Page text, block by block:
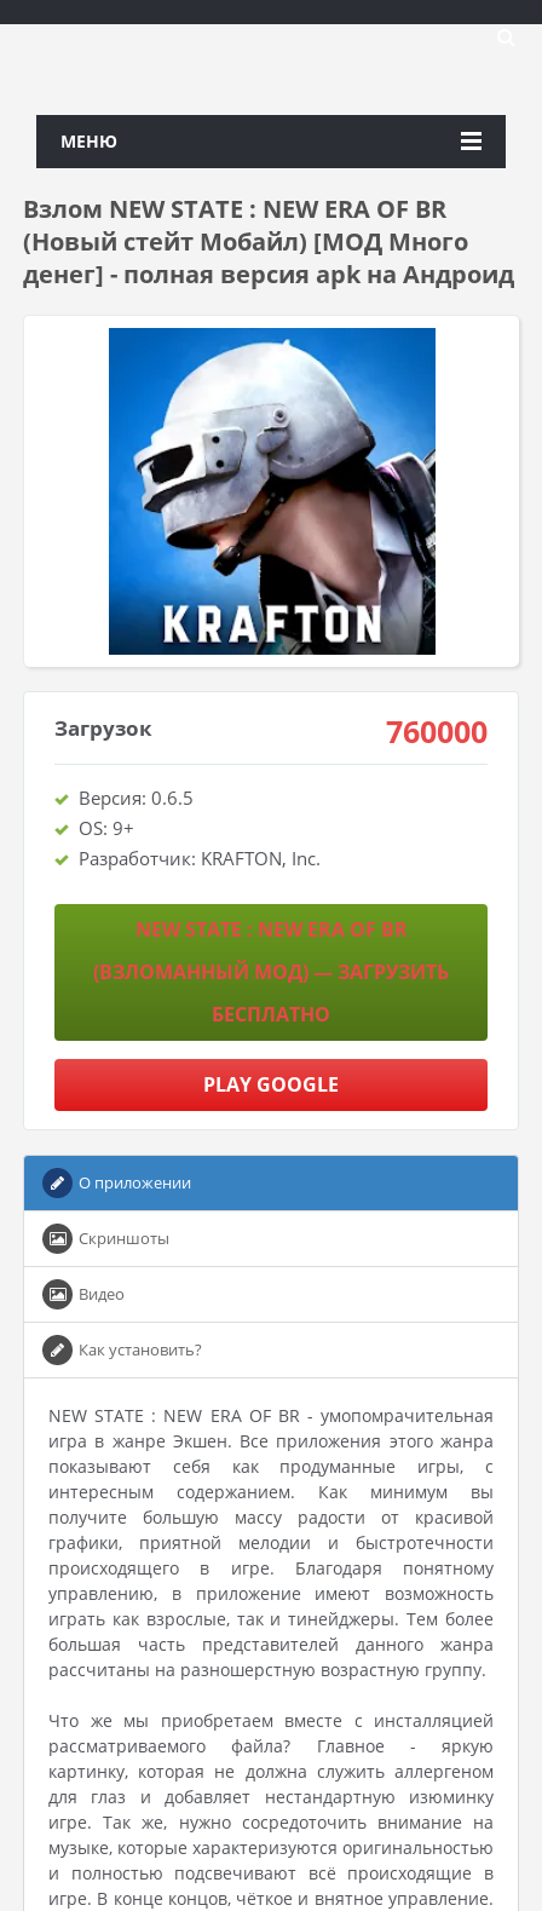
МЕНЮ
Взлом NEW STATE : NEW ERA OF BR
(Новый стейт Мобайл) [МОД Много
денег] - полная версия apk на Андроид
Загрузок 760000
Версия: 0.6.5
OS: 9+
Разработчик: KRAFTON, Inc.
NEW STATE : NEW ERA OF BR
(ВЗЛОМАННЫЙ МОД) — ЗАГРУЗИТЬ
БЕСПЛАТНО
PLAY GOOGLE
О приложении
Скриншоты
Видео
Как установить?
NEW STATE : NEW ERA OF BR - умопомрачительная
игра в жанре Экшен. Все приложения этого жанра
показывают себя как продуманные игры, с
интересным содержанием. Как минимум вы
получите большую массу радости от красивой
графики, приятной мелодии и быстротечности
происходящего в игре. Благодаря понятному
управлению, в приложение имеют возможность
играть как взрослые, так и тинейджеры. Тем более
большая часть представителей данного жанра
рассчитаны на разношерстную возрастную группу.
Что же мы приобретаем вместе с инсталляцией
рассматриваемого файла? Главное - яркую
картинку, которая не должна служить аллергеном
для глаз и добавляет нестандартную изюминку
игре. Так же, нужно сосредоточить внимание на
музыке, которые характеризуются оригинальностью
и полностью подсвечивают всё происходящие в
игре. В конце концов, чёткое и внятное управление.